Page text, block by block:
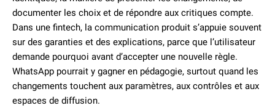
documenter les choix et de répondre aux critiques compte.
Dans une fintech, la communication produit s’appuie souvent
sur des garanties et des explications, parce que l’utilisateur
demande pourquoi avant d’accepter une nouvelle règle.
WhatsApp pourrait y gagner en pédagogie, surtout quand les
changements touchent aux paramètres, aux contrôles et aux
espaces de diffusion.